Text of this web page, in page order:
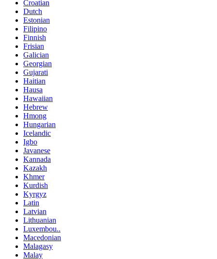
Croatian
Dutch
Estonian
Filipino
Finnish
Frisian
Galician
Georgian
Gujarati
Haitian
Hausa
Hawaiian
Hebrew
Hmong
Hungarian
Icelandic
Igbo
Javanese
Kannada
Kazakh
Khmer
Kurdish
Kyrgyz
Latin
Latvian
Lithuanian
Luxembou..
Macedonian
Malagasy
Malay